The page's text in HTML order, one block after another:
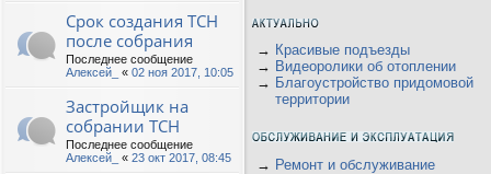
Срок создания ТСН
после собрания
Последнее сообщение
Алексей_
« 02 ноя 2017, 10:05
Застройщик на
собрании ТСН
Последнее сообщение
Алексей_
« 23 окт 2017, 08:45
→ Красивые подъезды
→ Видеоролики об отоплении
→ Благоустройство придомовой
территории
→ Ремонт и обслуживание